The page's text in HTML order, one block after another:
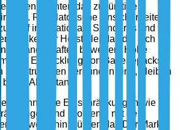
könnten das zukünftige
Regulatorische Unsicherheiten,
auf internationale Standards und
Risiken für Hersteller dar, die sich in
Landschaften bewegen. Hohe
der Entwicklung von Batteriepacks
Infrastrukturen verbunden sind, bleiben
Akzeptanz.
technische Einschränkungen wie
und Probleme mit dem
weiterhin Hürden dar. Der Markt